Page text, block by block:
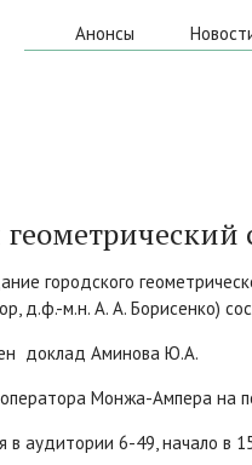
Анонсы
геометрический
городского
д.ф.-м.н. А. А. Борисенко)
доклад Аминова Ю.А.
Монжа-Ампера на
в аудитории 6-49, начало в